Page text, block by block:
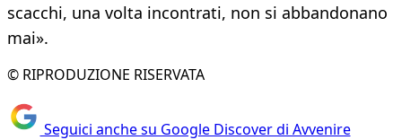
scacchi, una volta incontrati, non si abbandonano
mai».
© RIPRODUZIONE RISERVATA
Seguici anche su Google Discover di Avvenire